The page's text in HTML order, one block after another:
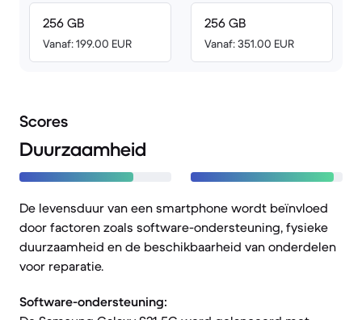
256 GB
Vanaf: 199.00 EUR
256 GB
Vanaf: 351.00 EUR
Scores
Duurzaamheid
De levensduur van een smartphone wordt beïnvloed
door factoren zoals software-ondersteuning, fysieke
duurzaamheid en de beschikbaarheid van onderdelen
voor reparatie.
Software-ondersteuning: